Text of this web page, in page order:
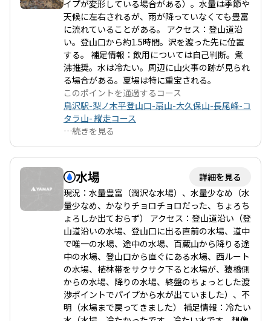
リシズカやスミレ、イカリソウなどの可憐な花々が咲き誇り、登
山道を歩く楽しみを増してくれます。 登りは急勾配が続く部分も
ありますが、ガイドのペース管理のおかげで無理なく登ることが
できるのが嬉しいポイントです。特に、仲間と一緒に登ることで
おしゃべりを楽しみながら、リラックスした雰囲気で進むことが
できます。登山の途中では、トトロのオブジェや美しい新緑に癒
されること間違いなしです。 ただし、注意が必要なのは下山時の
急勾配です。特に百蔵山からの下りは、膝に負担がかかるため、
慎重に降りることが求められます。舗装された道に出ると、アス
ファルトの硬さが足に響くこともあるので、しっかりとした靴を
履いて臨むことをおすすめします。 また、下山後には猿橋駅近く
のセブンイレブンでのコーヒータイムや、周辺の温泉でのリフレ
ッシュも楽しめます。全体として、扇山から百蔵山への登山は、
自然の美しさと仲間との絆を深める素晴らしい体験を提供してく
れることでしょう。
イプが変形している場合がある）。水量は季節や
天候に左右されるが、雨が降っていなくても豊富
に流れていることがある。 アクセス：登山道沿
い。登山口から約1.5時間。沢を渡った先に位置
する。 補足情報：飲用については自己判断。煮
沸推奨。水は冷たい。周辺に山火事の跡が見られ
る場合がある。夏場は特に重宝される。
このポイントを通過するコース
鳥沢駅-梨ノ木平登山口-扇山-大久保山-長尾峰-コ
タラ山- 縦走コース
…続きを見る
水場
詳細を見る
現況：水量豊富（潤沢な水場）、水量少なめ（水
量少なめ、かなりチョロチョロだった、ちょろち
ょろしか出ておらず） アクセス：登山道沿い（登
山道沿いの水場、登山口に出る直前の水場、道中
で唯一の水場、途中の水場、百蔵山から降りる途
中の水場、登山口から直ぐにある水場、西ルート
の水場、植林帯をサクサク下ると水場が、猿橋側
からの水場、降りの水場、終盤のちょっとした渡
渉ポイントでパイプから水が出ていました）、不
明（水場まで戻ってきました） 補足情報：冷たい